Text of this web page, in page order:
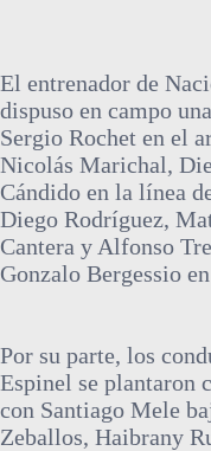
El entrenador de
dispuso en campo
Sergio Rochet en el
Nicolás Marichal,
Cándido en la línea
Diego Rodríguez,
Cantera y Alfonso
Gonzalo Bergessio
Por su parte, los
Espinel se plantaron
con Santiago Mele
Zeballos, Haibrany